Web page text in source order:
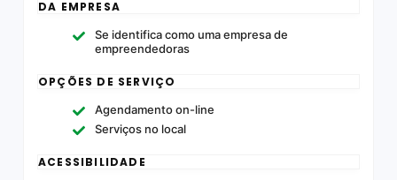
DA EMPRESA
Se identifica como uma empresa de
empreendedoras
OPÇÕES DE SERVIÇO
Agendamento on-line
Serviços no local
ACESSIBILIDADE